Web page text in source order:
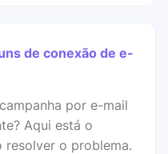
de conexão de e-
por e-mail
Aqui está o
resolver o problema.